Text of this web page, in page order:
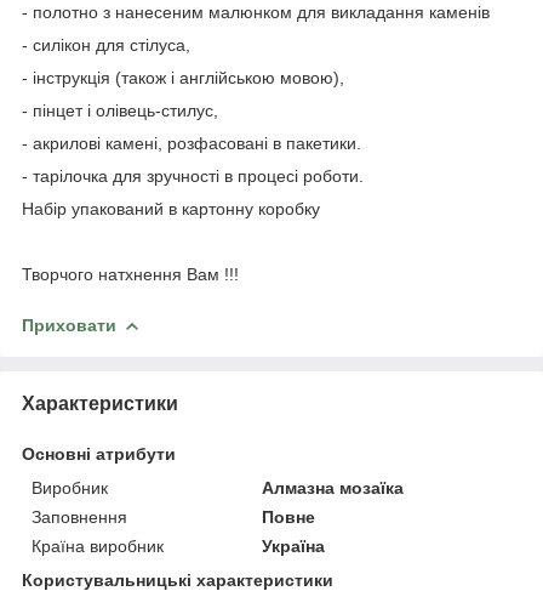
- полотно з нанесеним малюнком для викладання каменів
- силікон для стілуса,
- інструкція (також і англійською мовою),
- пінцет і олівець-стилус,
- акрилові камені, розфасовані в пакетики.
- тарілочка для зручності в процесі роботи.
Набір упакований в картонну коробку
Творчого натхнення Вам !!!
Приховати
Характеристики
Основні атрибути
Виробник
Алмазна мозаїка
Заповнення
Повне
Країна виробник
Україна
Користувальницькі характеристики